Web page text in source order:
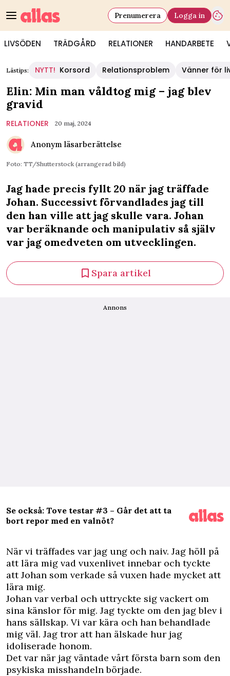
LIVSÖDEN TRÄDGÅRD RELATIONER HANDARBETE
Prenumerera Logga in
Lästips: NYTT! Korsord Relationsproblem Vänner för
Elin: Min man våldtog mig – jag blev
gravid
RELATIONER 20 maj, 2024
Anonym läsarberättelse
Foto: TT/Shutterstock (arrangerad bild)
Jag hade precis fyllt 20 när jag träffade
Johan. Successivt förvandlades jag till
den han ville att jag skulle vara. Johan
var beräknande och manipulativ så själv
var jag omedveten om utvecklingen.
Spara artikel
Annons
Se också: Tove testar #3 – Går det att ta
bort repor med en valnöt?
När vi träffades var jag ung och naiv. Jag höll på
att lära mig vad vuxenlivet innebar och tyckte
att Johan som verkade så vuxen hade mycket att
lära mig.
Johan var verbal och uttryckte sig vackert om
sina känslor för mig. Jag tyckte om den jag blev i
hans sällskap. Vi var kära och han behandlade
mig väl. Jag tror att han älskade hur jag
idoliserade honom.
Det var när jag väntade vårt första barn som den
psykiska misshandeln började.